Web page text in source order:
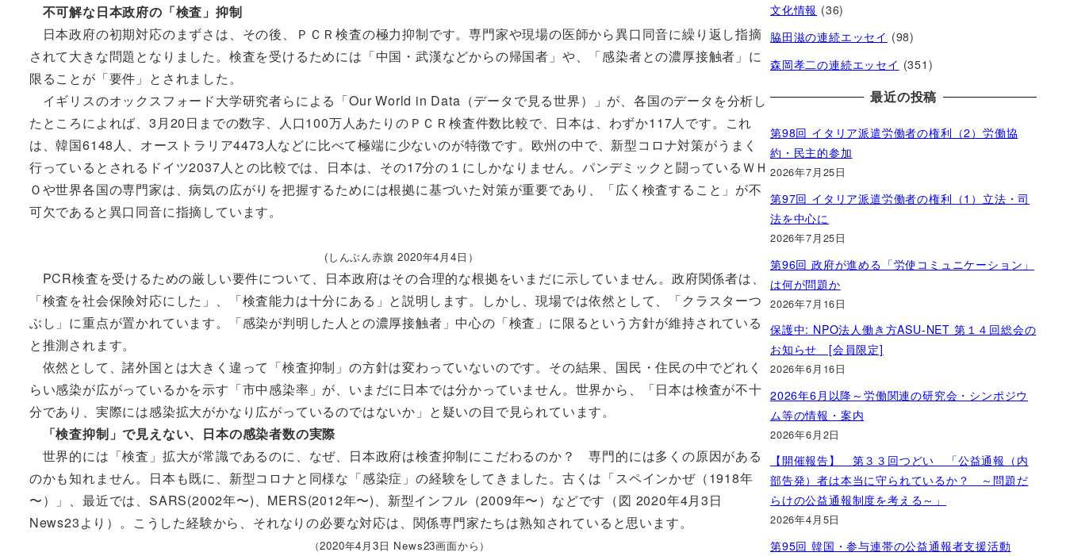
不可解な日本政府の「検査」抑制
日本政府の初期対応のまずさは、その後、ＰＣＲ検査の極力抑制です。専門家や現場の医師から異口同音に繰り返し指摘
されて大きな問題となりました。検査を受けるためには「中国・武漢などからの帰国者」や、「感染者との濃厚接触者」に
限ることが「要件」とされました。
イギリスのオックスフォード大学研究者らによる「Our World in Data（データで見る世界）」が、各国のデータを分析し
たところによれば、3月20日までの数字、人口100万人あたりのＰＣＲ検査件数比較で、日本は、わずか117人です。これ
は、韓国6148人、オーストラリア4473人などに比べて極端に少ないのが特徴です。欧州の中で、新型コロナ対策がうまく
行っているとされるドイツ2037人との比較では、日本は、その17分の１にしかなりません。パンデミックと闘っているＷＨ
Ｏや世界各国の専門家は、病気の広がりを把握するためには根拠に基づいた対策が重要であり、「広く検査すること」が不
可欠であると異口同音に指摘しています。
(しんぶん赤旗 2020年4月4日）
PCR検査を受けるための厳しい要件について、日本政府はその合理的な根拠をいまだに示していません。政府関係者は、
「検査を社会保険対応にした」、「検査能力は十分にある」と説明します。しかし、現場では依然として、「クラスターつ
ぶし」に重点が置かれています。「感染が判明した人との濃厚接触者」中心の「検査」に限るという方針が維持されている
と推測されます。
依然として、諸外国とは大きく違って「検査抑制」の方針は変わっていないのです。その結果、国民・住民の中でどれく
らい感染が広がっているかを示す「市中感染率」が、いまだに日本では分かっていません。世界から、「日本は検査が不十
分であり、実際には感染拡大がかなり広がっているのではないか」と疑いの目で見られています。
「検査抑制」で見えない、日本の感染者数の実際
世界的には「検査」拡大が常識であるのに、なぜ、日本政府は検査抑制にこだわるのか？ 専門的には多くの原因がある
のかも知れません。日本も既に、新型コロナと同様な「感染症」の経験をしてきました。古くは「スペインかぜ（1918年
〜）」、最近では、SARS(2002年〜)、MERS(2012年〜)、新型インフル（2009年〜）などです（図 2020年4月3日
News23より）。こうした経験から、それなりの必要な対応は、関係専門家たちは熟知されていると思います。
（2020年4月3日 News23画面から）
文化情報 (36)
脇田滋の連続エッセイ (98)
森岡孝二の連続エッセイ (351)
最近の投稿
第98回 イタリア派遣労働者の権利（2）労働協
約・民主的参加
2026年7月25日
第97回 イタリア派遣労働者の権利（1）立法・司
法を中心に
2026年7月25日
第96回 政府が進める「労使コミュニケーション」
は何が問題か
2026年7月16日
保護中: NPO法人働き方ASU-NET 第１４回総会の
お知らせ [会員限定]
2026年6月16日
2026年6月以降～労働関連の研究会・シンポジウ
ム等の情報・案内
2026年6月2日
【開催報告】 第３３回つどい 「公益通報（内
部告発）者は本当に守られているか？ ～問題だ
らけの公益通報制度を考える～」
2026年4月5日
第95回 韓国・参与連帯の公益通報者支援活動